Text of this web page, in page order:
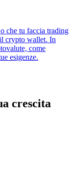
che tu faccia trading
crypto wallet. In
come
esigenze.
crescita